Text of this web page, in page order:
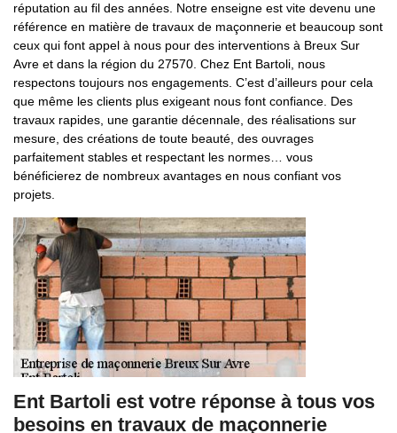
réputation au fil des années. Notre enseigne est vite devenu une
référence en matière de travaux de maçonnerie et beaucoup sont
ceux qui font appel à nous pour des interventions à Breux Sur
Avre et dans la région du 27570. Chez Ent Bartoli, nous
respectons toujours nos engagements. C’est d’ailleurs pour cela
que même les clients plus exigeant nous font confiance. Des
travaux rapides, une garantie décennale, des réalisations sur
mesure, des créations de toute beauté, des ouvrages
parfaitement stables et respectant les normes… vous
bénéficierez de nombreux avantages en nous confiant vos
projets.
Ent Bartoli est votre réponse à tous vos
besoins en travaux de maçonnerie